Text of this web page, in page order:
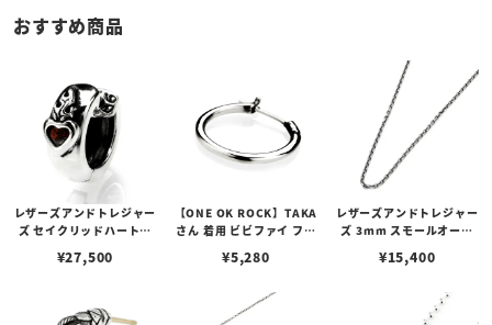
おすすめ商品
レザーズアンドトレジャー
ズ セイクリッドハートピ
¥27,500
【ONE OK ROCK】TAKA
さん 着用 ビビファイ フー
¥5,280
レザーズアンドトレジャー
ズ 3mm スモールオーバ
ブスタークラスプ＆LTロ
¥15,400